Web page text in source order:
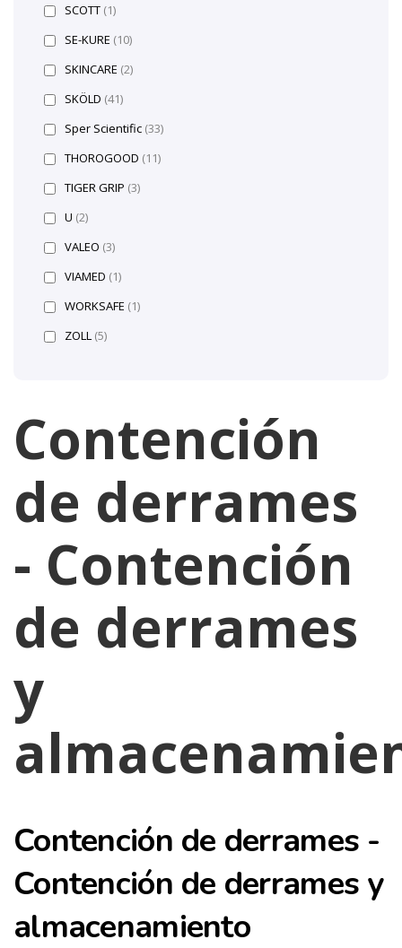
Contención
de derrames
- Contención
de derrames
y
Contención de derrames -
Contención de derrames y
almacenamiento
SCOTT (1)
SE-KURE (10)
SKINCARE (2)
SKÖLD (41)
Sper Scientific (33)
THOROGOOD (11)
TIGER GRIP (3)
U (2)
VALEO (3)
VIAMED (1)
WORKSAFE (1)
ZOLL (5)